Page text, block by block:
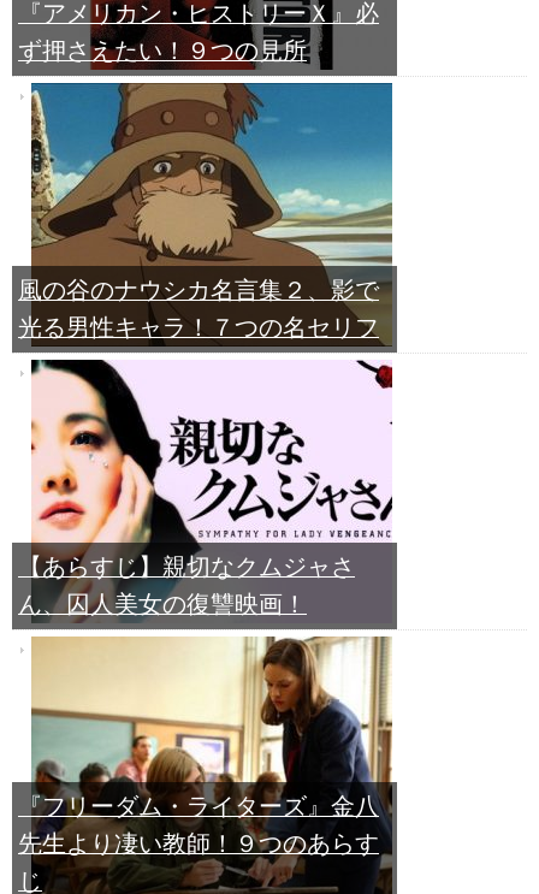
『アメリカン・ヒストリーＸ』必
ず押さえたい！９つの見所
風の谷のナウシカ名言集２、影で
光る男性キャラ！７つの名セリフ
【あらすじ】親切なクムジャさ
ん、囚人美女の復讐映画！
『フリーダム・ライターズ』金八
先生より凄い教師！９つのあらす
じ